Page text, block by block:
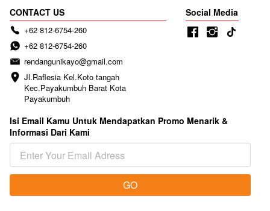
CONTACT US
+62 812-6754-260
+62 812-6754-260
rendangunikayo@gmail.com
Jl.Raflesia Kel.Koto tangah
Kec.Payakumbuh Barat Kota
Payakumbuh
Social Media
Isi Email Kamu Untuk Mendapatkan Promo Menarik &
Informasi Dari Kami
`
GO